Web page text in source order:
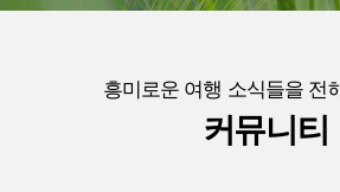
흥미로운 여행 소식들을 전
커뮤니티